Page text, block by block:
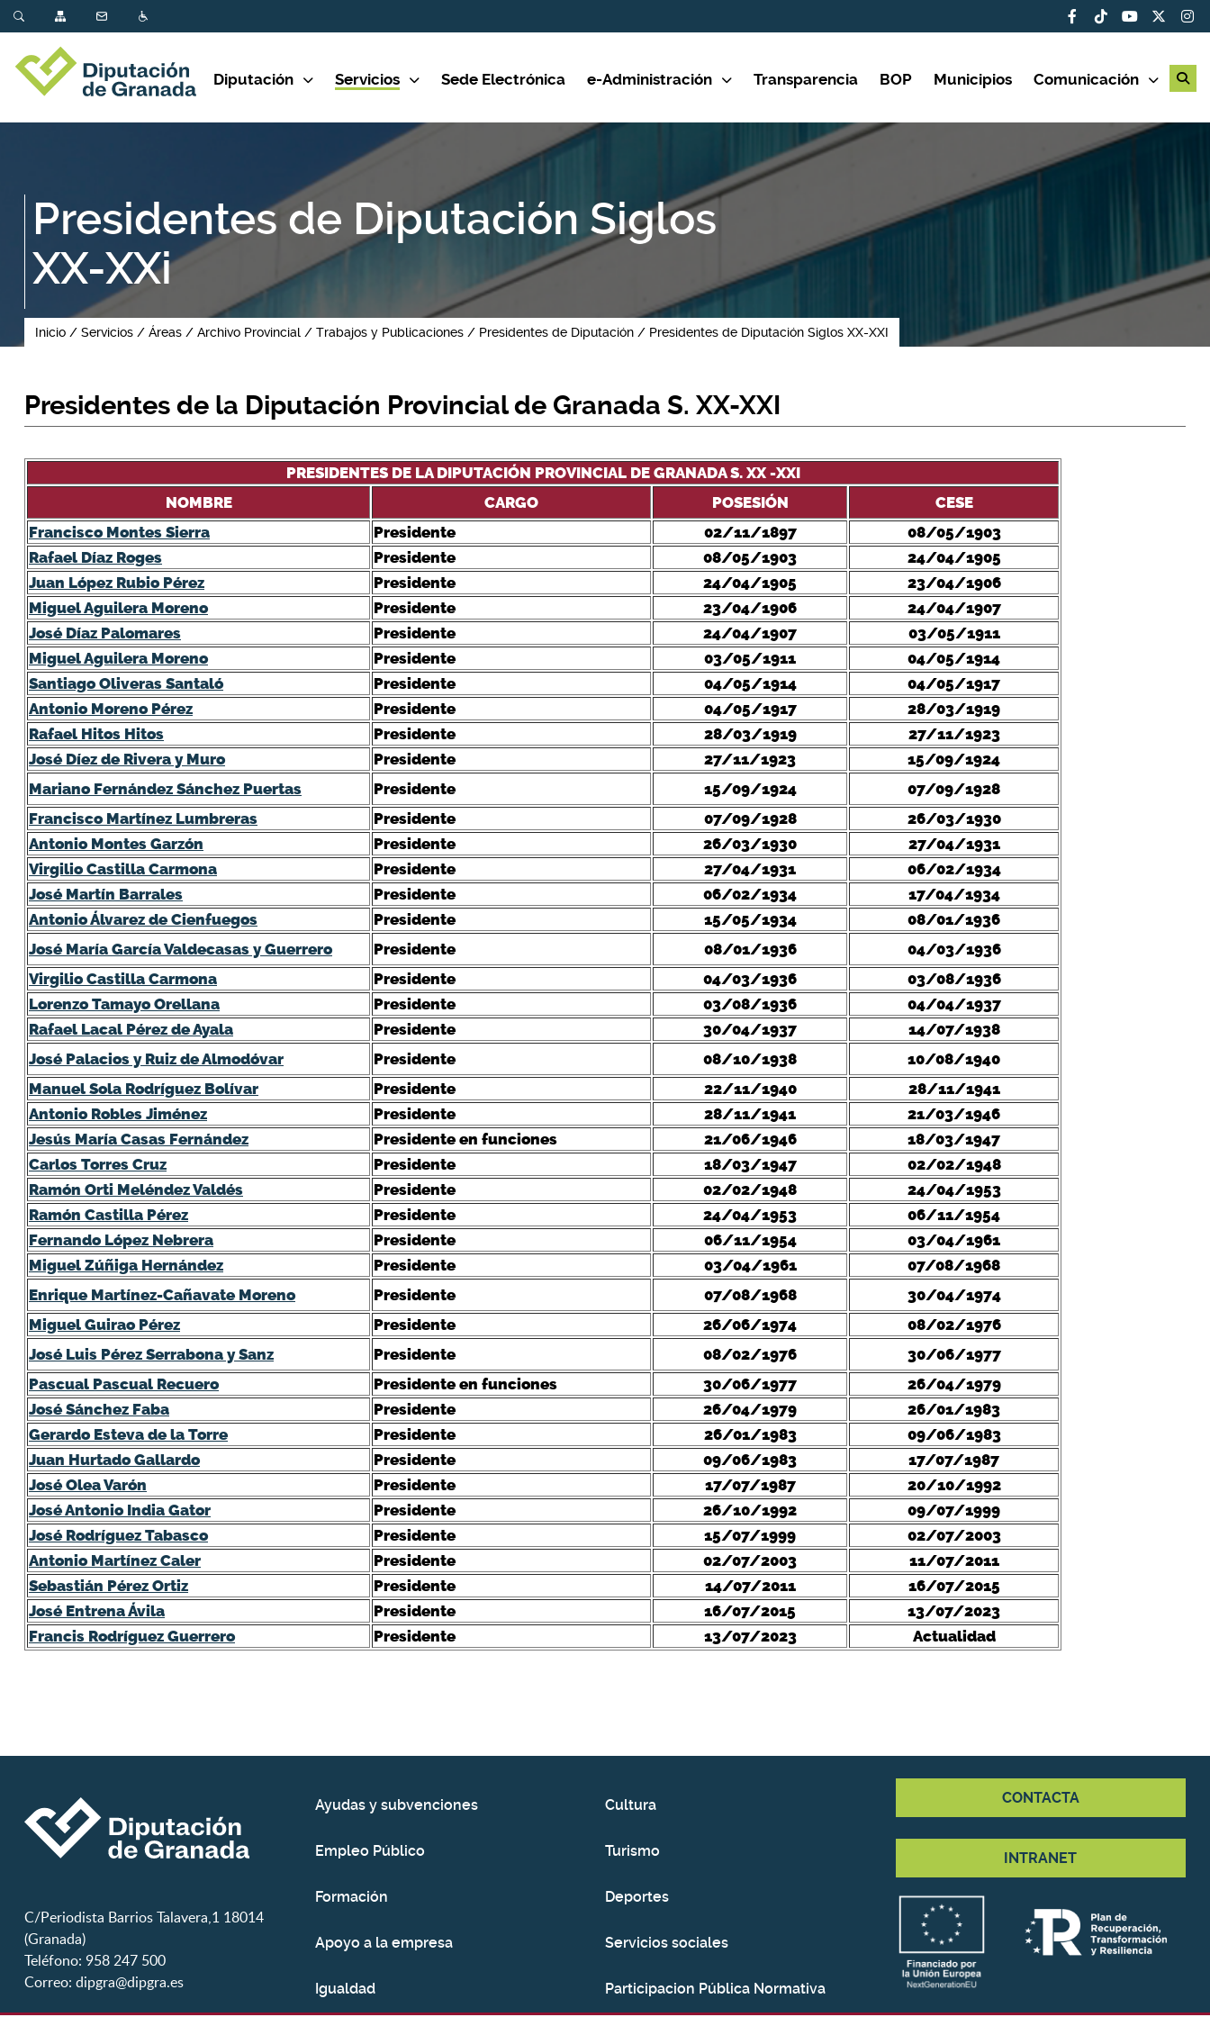
Diputación Servicios Sede Electrónica e-Administración Transparencia BOP Municipios Comunicación
Presidentes de Diputación Siglos
XX-XXi
Inicio Servicios Áreas Archivo Provincial Trabajos y Publicaciones Presidentes de Diputación Presidentes de Diputación Siglos XX-XXI
Presidentes de la Diputación Provincial de Granada S. XX-XXI
PRESIDENTES DE LA DIPUTACIÓN PROVINCIAL DE GRANADA S. XX -XXI
NOMBRE
CARGO POSESIÓN
CESE
Francisco Montes Sierra
Presidente 02/11/1897
08/05/1903
Rafael Díaz Roges
Presidente 08/05/1903
24/04/1905
Juan López Rubio Pérez
Presidente 24/04/1905
23/04/1906
Miguel Aguilera Moreno
Presidente 23/04/1906
24/04/1907
José Díaz Palomares
Presidente 24/04/1907
03/05/1911
Miguel Aguilera Moreno
Presidente 03/05/1911
04/05/1914
Santiago Oliveras Santaló
Presidente 04/05/1914
04/05/1917
Antonio Moreno Pérez
Presidente 04/05/1917
28/03/1919
Rafael Hitos Hitos
Presidente 28/03/1919
27/11/1923
José Díez de Rivera y Muro
Presidente 27/11/1923
15/09/1924
Mariano Fernández Sánchez Puertas
Presidente 15/09/1924
07/09/1928
Francisco Martínez Lumbreras
Presidente 07/09/1928
26/03/1930
Antonio Montes Garzón
Presidente 26/03/1930
27/04/1931
Virgilio Castilla Carmona
Presidente 27/04/1931
06/02/1934
José Martín Barrales
Presidente 06/02/1934
17/04/1934
Antonio Álvarez de Cienfuegos
Presidente 15/05/1934
08/01/1936
José María García Valdecasas y Guerrero
Presidente 08/01/1936
04/03/1936
Virgilio Castilla Carmona
Presidente 04/03/1936
03/08/1936
Lorenzo Tamayo Orellana
Presidente 03/08/1936
04/04/1937
Rafael Lacal Pérez de Ayala
Presidente 30/04/1937
14/07/1938
José Palacios y Ruiz de Almodóvar
Presidente 08/10/1938
10/08/1940
Manuel Sola Rodríguez Bolívar
Presidente 22/11/1940
28/11/1941
Antonio Robles Jiménez
Presidente 28/11/1941
21/03/1946
Jesús María Casas Fernández
Presidente en funciones 21/06/1946
18/03/1947
Carlos Torres Cruz
Presidente 18/03/1947
02/02/1948
Ramón Orti Meléndez Valdés
Presidente 02/02/1948
24/04/1953
Ramón Castilla Pérez
Presidente 24/04/1953
06/11/1954
Fernando López Nebrera
Presidente 06/11/1954
03/04/1961
Miguel Zúñiga Hernández
Presidente 03/04/1961
07/08/1968
Enrique Martínez-Cañavate Moreno
Presidente 07/08/1968
30/04/1974
Miguel Guirao Pérez
Presidente 26/06/1974
08/02/1976
José Luis Pérez Serrabona y Sanz
Presidente 08/02/1976
30/06/1977
Pascual Pascual Recuero
Presidente en funciones 30/06/1977
26/04/1979
José Sánchez Faba
Presidente 26/04/1979
26/01/1983
Gerardo Esteva de la Torre
Presidente 26/01/1983
09/06/1983
Juan Hurtado Gallardo
Presidente 09/06/1983
17/07/1987
José Olea Varón
Presidente 17/07/1987
20/10/1992
José Antonio India Gator
Presidente 26/10/1992
09/07/1999
José Rodríguez Tabasco
Presidente 15/07/1999
02/07/2003
Antonio Martínez Caler
Presidente 02/07/2003
11/07/2011
Sebastián Pérez Ortiz
Presidente 14/07/2011
16/07/2015
José Entrena Ávila
Presidente 16/07/2015
13/07/2023
Francis Rodríguez Guerrero
Presidente 13/07/2023 Actualidad
C/Periodista Barrios Talavera,1 18014
(Granada)
Teléfono: 958 247 500
Correo: dipgra@dipgra.es
Ayudas y subvenciones
Empleo Público
Formación
Apoyo a la empresa
Igualdad
Cultura
Turismo
Deportes
Servicios sociales
Participacion Pública Normativa
CONTACTA
INTRANET